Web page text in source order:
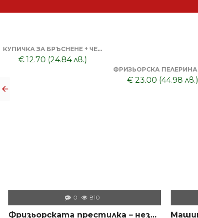
КУПИЧКА ЗА БРЪСНЕНЕ + ЧЕТКА ЗА БРЪСНЕНЕ
€ 12.70 (24.84 лв.)
€ 23.00 (44.98 лв.)
0 810
Фризьорската престилка – незаменимият помощник на всеки професионалист в салона